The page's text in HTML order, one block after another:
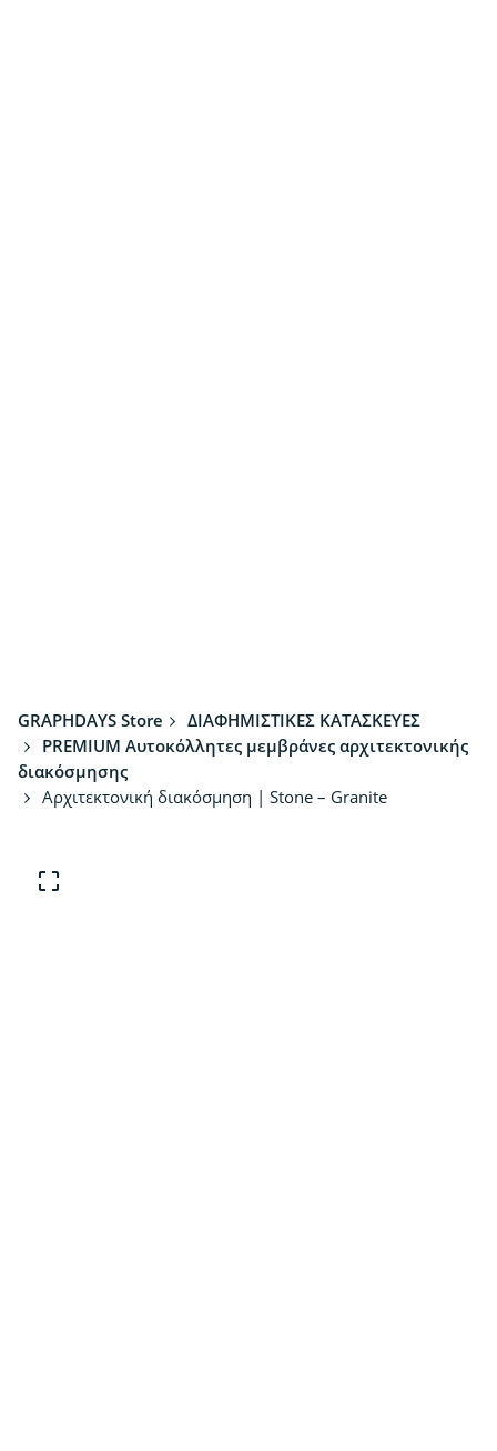
GRAPHDAYS Store
ΔΙΑΦΗΜΙΣΤΙΚΕΣ ΚΑΤΑΣΚΕΥΕΣ
PREMIUM Αυτοκόλλητες μεμβράνες αρχιτεκτονικής
διακόσμησης
Αρχιτεκτονική διακόσμηση | Stone – Granite